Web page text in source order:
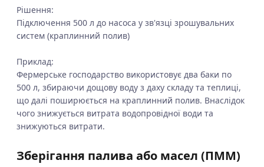
Рішення:
Підключення 500 л до насоса у зв'язці зрошувальних
систем (краплинний полив)
Приклад:
Фермерське господарство використовує два баки по
500 л, збираючи дощову воду з даху складу та теплиці,
що далі поширюється на краплинний полив. Внаслідок
чого знижується витрата водопровідної води та
знижуються витрати.
Зберігання палива або масел (ПММ)